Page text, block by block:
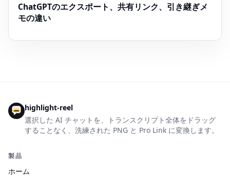
ChatGPTのエクスポート、共有リンク、引き継ぎメ
モの違い
highlight-reel
選択した AI チャットを、トランスクリプト全体をドラッグ
することなく、洗練された PNG と Pro Link に変換します。
製品
ホーム